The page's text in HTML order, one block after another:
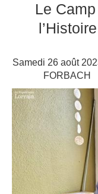
Le
Samedi 26 août
FORBACH